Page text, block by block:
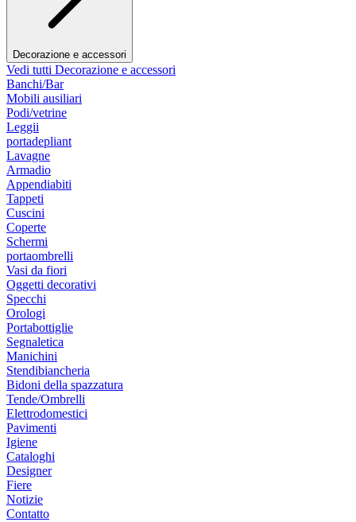
Decorazione e accessori
Vedi tutti Decorazione e accessori
Banchi/Bar
Mobili ausiliari
Podi/vetrine
Leggii
portadepliant
Lavagne
Armadio
Appendiabiti
Tappeti
Cuscini
Coperte
Schermi
portaombrelli
Vasi da fiori
Oggetti decorativi
Specchi
Orologi
Portabottiglie
Segnaletica
Manichini
Stendibiancheria
Bidoni della spazzatura
Tende/Ombrelli
Elettrodomestici
Pavimenti
Igiene
Cataloghi
Designer
Fiere
Notizie
Contatto